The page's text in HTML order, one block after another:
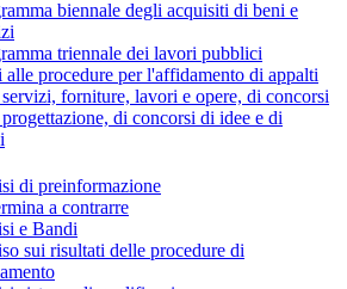
biennale degli acquisiti di beni e
triennale dei lavori pubblici
procedure per l'affidamento di appalti
forniture, lavori e opere, di concorsi
di concorsi di idee e di
di preinformazione
a contrarre
e Bandi
sui risultati delle procedure di